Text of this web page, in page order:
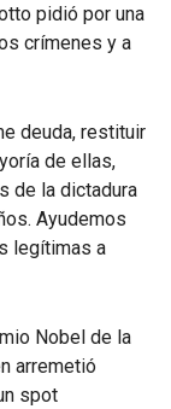
pidió por una
crímenes y a
deuda, restituir
de ellas,
de la dictadura
Ayudemos
legítimas a
Nobel de la
arremetió
spot